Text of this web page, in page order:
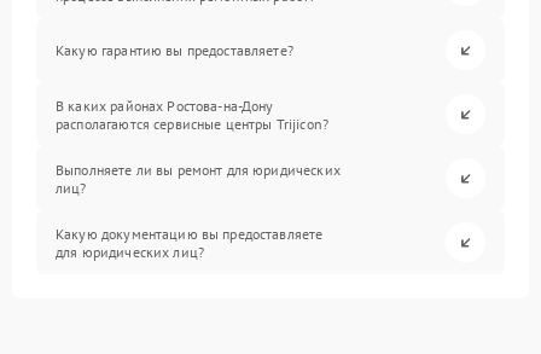
Какую гарантию вы предоставляете?
В каких районах Ростова-на-Дону
располагаются сервисные центры Trijicon?
Выполняете ли вы ремонт для юридических
лиц?
Какую документацию вы предоставляете
для юридических лиц?